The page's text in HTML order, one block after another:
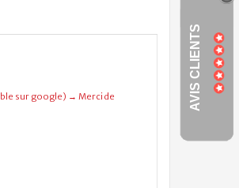
sur google) → Merci de
AVIS CLIENTS